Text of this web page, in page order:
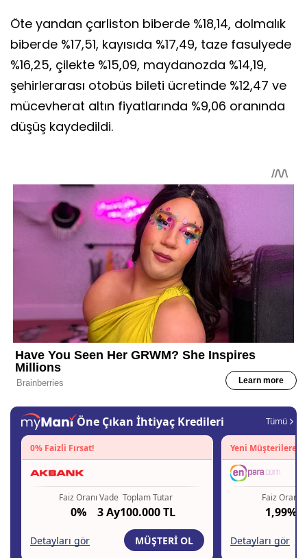
Öte yandan çarliston biberde %18,14, dolmalık
biberde %17,51, kayısıda %17,49, taze fasulyede
%16,25, çilekte %15,09, maydanozda %14,19,
şehirlerarası otobüs bileti ücretinde %12,47 ve
mücevherat altın fiyatlarında %9,06 oranında
düşüş kaydedildi.